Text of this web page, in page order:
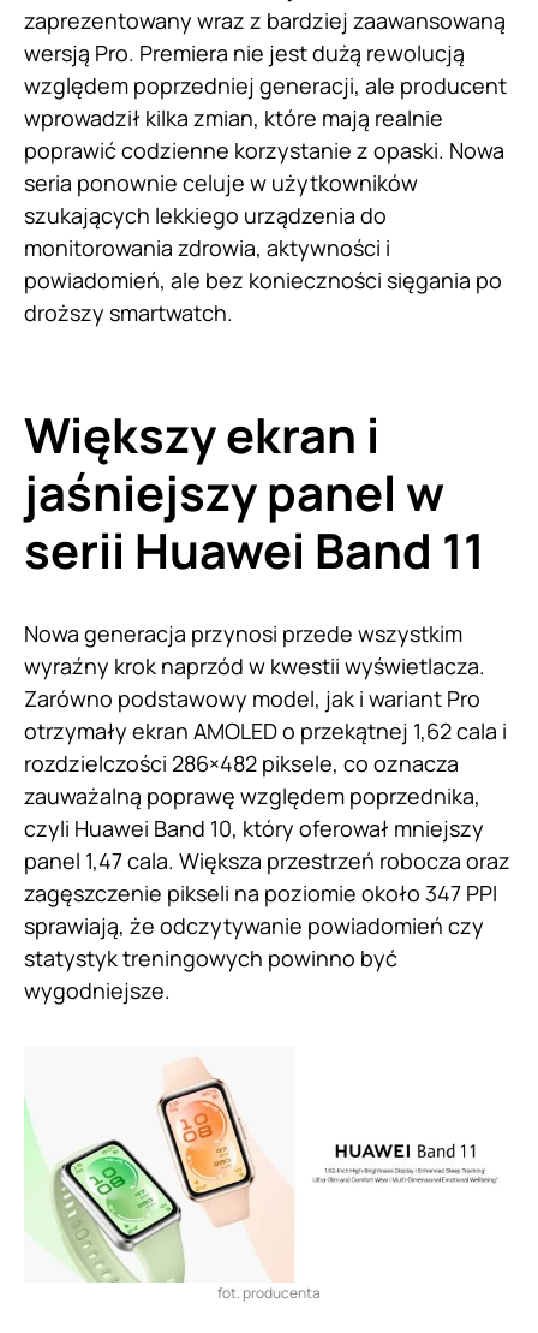
zaprezentowany wraz z bardziej zaawansowaną
wersją Pro. Premiera nie jest dużą rewolucją
względem poprzedniej generacji, ale producent
wprowadził kilka zmian, które mają realnie
poprawić codzienne korzystanie z opaski. Nowa
seria ponownie celuje w użytkowników
szukających lekkiego urządzenia do
monitorowania zdrowia, aktywności i
powiadomień, ale bez konieczności sięgania po
droższy smartwatch.
Większy ekran i
jaśniejszy panel w
serii Huawei Band 11
Nowa generacja przynosi przede wszystkim
wyraźny krok naprzód w kwestii wyświetlacza.
Zarówno podstawowy model, jak i wariant Pro
otrzymały ekran AMOLED o przekątnej 1,62 cala i
rozdzielczości 286×482 piksele, co oznacza
zauważalną poprawę względem poprzednika,
czyli Huawei Band 10, który oferował mniejszy
panel 1,47 cala. Większa przestrzeń robocza oraz
zagęszczenie pikseli na poziomie około 347 PPI
sprawiają, że odczytywanie powiadomień czy
statystyk treningowych powinno być
wygodniejsze.
fot. producenta